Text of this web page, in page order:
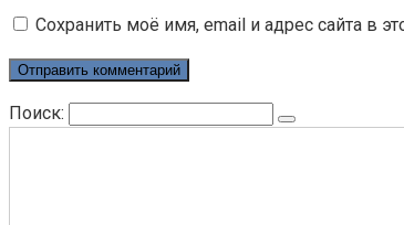
Сохранить моё имя, email и адрес сайта в
Поиск: